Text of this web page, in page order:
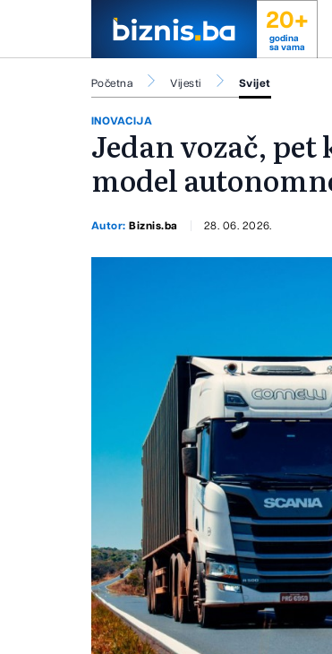
20+
godina
sa vama
Početna Vijesti Svijet
INOVACIJA
Jedan vozač,
model
Autor:Biznis.ba 28. 06. 2026.